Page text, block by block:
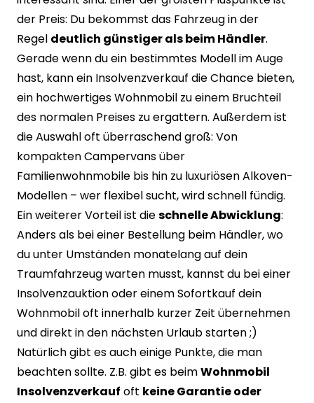
der Preis: Du bekommst das Fahrzeug in der
Regel deutlich günstiger als beim Händler.
Gerade wenn du ein bestimmtes Modell im Auge
hast, kann ein Insolvenzverkauf die Chance bieten,
ein hochwertiges Wohnmobil zu einem Bruchteil
des normalen Preises zu ergattern. Außerdem ist
die Auswahl oft überraschend groß: Von
kompakten Campervans über
Familienwohnmobile bis hin zu luxuriösen Alkoven-
Modellen – wer flexibel sucht, wird schnell fündig.
Ein weiterer Vorteil ist dieschnelle Abwicklung:
Anders als bei einer Bestellung beim Händler, wo
du unter Umständen monatelang auf dein
Traumfahrzeug warten musst, kannst du bei einer
Insolvenzauktion oder einem Sofortkauf dein
Wohnmobil oft innerhalb kurzer Zeit übernehmen
und direkt in den nächsten Urlaub starten ;)
Natürlich gibt es auch einige Punkte, die man
beachten sollte. Z.B. gibt es beimWohnmobil
Insolvenzverkauf oft keine Garantie oder